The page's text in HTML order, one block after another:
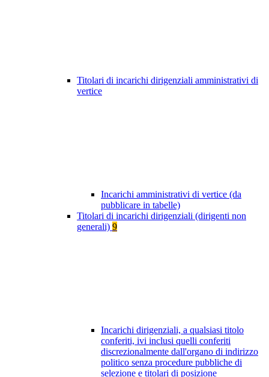
Titolari di incarichi dirigenziali amministrativi di
vertice
Incarichi amministrativi di vertice (da
pubblicare in tabelle)
Titolari di incarichi dirigenziali (dirigenti non
generali) 9
Incarichi dirigenziali, a qualsiasi titolo
conferiti, ivi inclusi quelli conferiti
discrezionalmente dall'organo di indirizzo
politico senza procedure pubbliche di
selezione e titolari di posizione